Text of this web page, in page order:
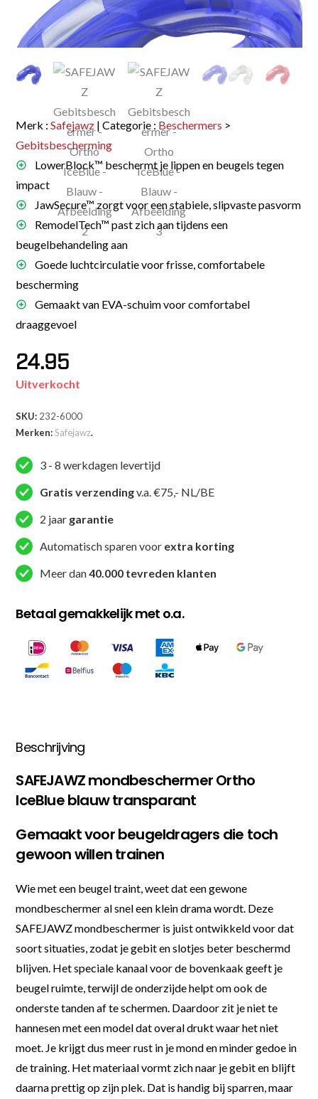
Merk :Safejawz | Categorie : Beschermers >
Gebitsbescherming
LowerBlock™ beschermt je lippen en beugels tegen
impact
JawSecure™ zorgt voor een stabiele, slipvaste pasvorm
RemodelTech™ past zich aan tijdens een
beugelbehandeling aan
Goede luchtcirculatie voor frisse, comfortabele
bescherming
Gemaakt van EVA-schuim voor comfortabel
draaggevoel
24.95
Uitverkocht
SKU: 232-6000
Merken:Safejawz.
3 - 8 werkdagen levertijd
Gratis verzendingv.a. €75,- NL/BE
2 jaar garantie
Automatisch sparen voor extra korting
Meer dan40.000 tevreden klanten
Betaal gemakkelijk met o.a.
Beschrijving
SAFEJAWZ mondbeschermer Ortho
IceBlue blauw transparant
Gemaakt voor beugeldragers die toch
gewoon willen trainen
Wie met een beugel traint, weet dat een gewone
mondbeschermer al snel een klein drama wordt. Deze
SAFEJAWZ mondbeschermer is juist ontwikkeld voor dat
soort situaties, zodat je gebit en slotjes beter beschermd
blijven. Het speciale kanaal voor de bovenkaak geeft je
beugel ruimte, terwijl de onderzijde helpt om ook de
onderste tanden af te schermen. Daardoor zit je niet te
hannesen met een model dat overal drukt waar het niet
moet. Je krijgt dus meer rust in je mond en minder gedoe in
de training. Het materiaal vormt zich naar je gebit en blijft
daarna prettig op zijn plek. Dat is handig bij sparren, maar